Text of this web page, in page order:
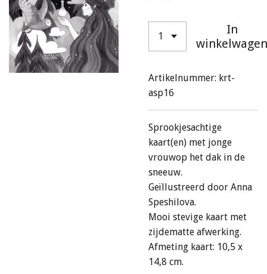
In
winkelwagen
Artikelnummer: krt-
asp16
Sprookjesachtige
kaart(en) met jonge
vrouwop het dak in de
sneeuw.
Geïllustreerd door Anna
Speshilova.
Mooi stevige kaart met
zijdematte afwerking.
Afmeting kaart: 10,5 x
14,8 cm.